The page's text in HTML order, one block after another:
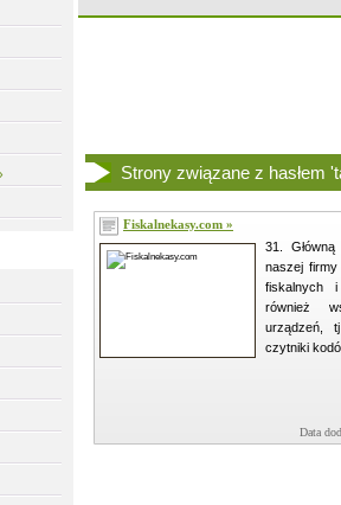
Strony związane z hasłem
Fiskalnekasy.com »
31.
naszej
fiskalnych
również
urządzeń,
czytniki
Data